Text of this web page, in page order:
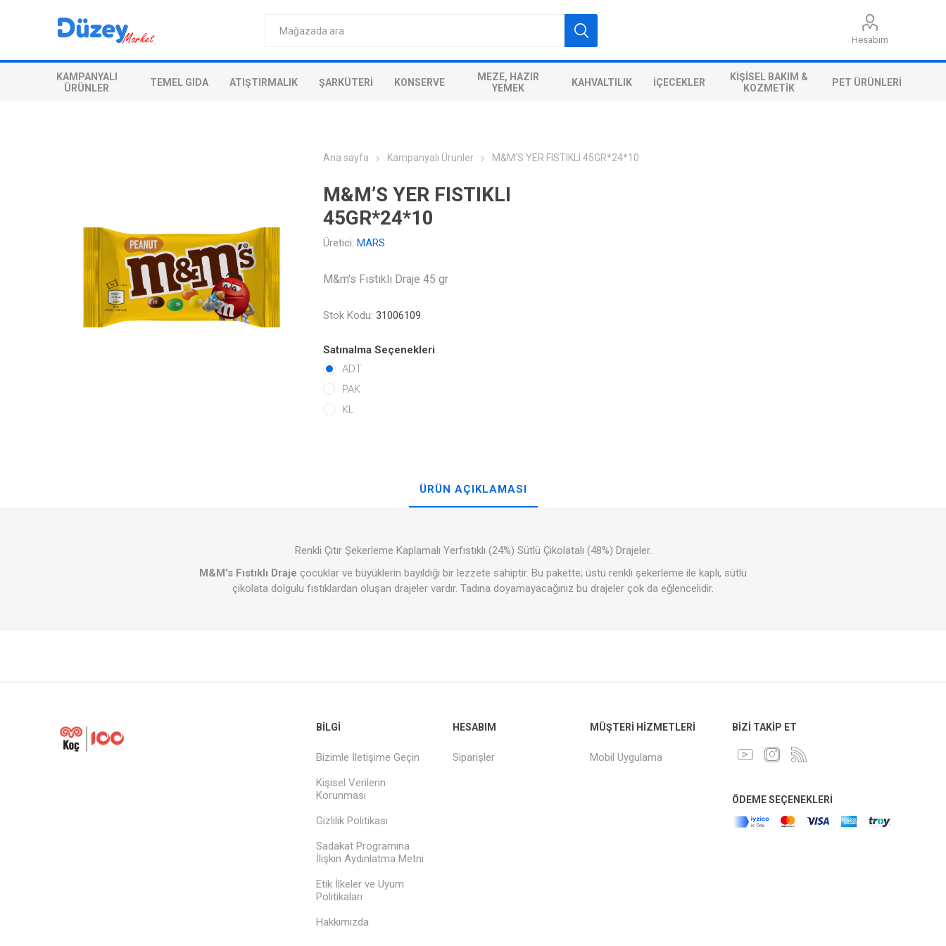
Hesabım
KAMPANYALI
ÜRÜNLER
TEMEL GIDA ATIŞTIRMALIK ŞARKÜTERI KONSERVE
MEZE, HAZIR
YEMEK
KAHVALTILIK İÇECEKLER
KIŞISEL BAKIM &
KOZMETIK
PET ÜRÜNLERI
Ana sayfa Kampanyalı Ürünler M&M’S YER FISTIKLI 45GR*24*10
M&M’S YER FISTIKLI
45GR*24*10
Üretici: MARS
M&m's Fıstıklı Draje 45 gr
Stok Kodu: 31006109
Satınalma Seçenekleri
ADT
PAK
KL
ÜRÜN AÇIKLAMASI
Renkli Çıtır Şekerleme Kaplamalı Yerfıstıklı (24%) Sütlü Çikolatalı (48%) Drajeler.
M&M's Fıstıklı Draje çocuklar ve büyüklerin bayıldığı bir lezzete sahiptir. Bu pakette; üstü renkli şekerleme ile kaplı, sütlü
çikolata dolgulu fıstıklardan oluşan drajeler vardır. Tadına doyamayacağınız bu drajeler çok da eğlencelidir.
BILGI
Bizimle İletişime Geçin
Kişisel Verilerin
Korunması
Gizlilik Politikası
Sadakat Programına
İlişkin Aydınlatma Metni
Etik İlkeler ve Uyum
Politikaları
Hakkımızda
HESABIM
Siparişler
MÜŞTERI HIZMETLERI
Mobil Uygulama
BIZI TAKIP ET
ÖDEME SEÇENEKLERI